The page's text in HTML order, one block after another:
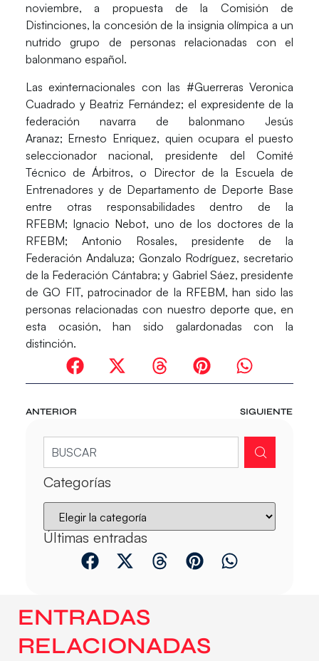
noviembre, a propuesta de la Comisión de
Distinciones, la concesión de la insignia olímpica a un
nutrido grupo de personas relacionadas con el
balonmano español.
Las exinternacionales con las #GuerrerasVeronica
Cuadrado yBeatriz Fernández; el expresidente de la
federación navarra de balonmano Jesús
Aranaz; Ernesto Enriquez, quien ocupara el puesto
seleccionador nacional, presidente del Comité
Técnico de Árbitros, o Director de la Escuela de
Entrenadores y de Departamento de Deporte Base
entre otras responsabilidades dentro de la
RFEBM; Ignacio Nebot, uno de los doctores de la
RFEBM; Antonio Rosales, presidente de la
Federación Andaluza; Gonzalo Rodríguez, secretario
de la Federación Cántabra; y Gabriel Sáez, presidente
de GO FIT, patrocinador de la RFEBM, han sido las
personas relacionadas con nuestro deporte que, en
esta ocasión, han sido galardonadas con la
distinción.
ANTERIOR SIGUIENTE
Categorías
Últimas entradas
ENTRADAS
RELACIONADAS